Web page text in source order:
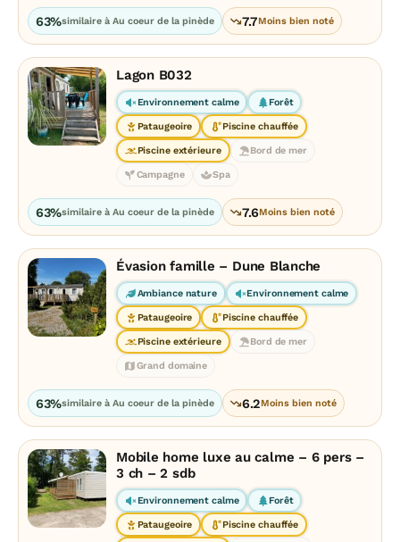
63%similaire à Au coeur de la pinède 7.7Moins bien noté
Lagon B032
Environnement calme Forêt
Pataugeoire Piscine chauffée
Piscine extérieure Bord de mer
Campagne Spa
63%similaire à Au coeur de la pinède 7.6Moins bien noté
Évasion famille – Dune Blanche
Ambiance nature Environnement calme
Pataugeoire Piscine chauffée
Piscine extérieure Bord de mer
Grand domaine
63%similaire à Au coeur de la pinède 6.2Moins bien noté
Mobile home luxe au calme – 6 pers –
3 ch – 2 sdb
Environnement calme Forêt
Pataugeoire Piscine chauffée